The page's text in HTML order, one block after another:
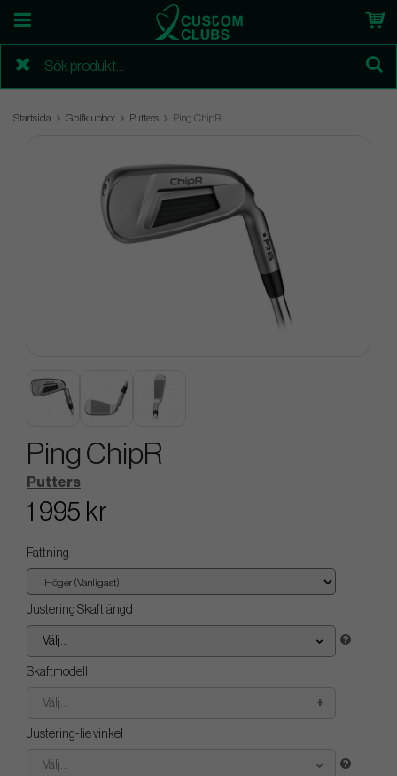
Startsida Golfklubbor Putters Ping ChipR
Ping ChipR
Putters
1 995 kr
Fattning
Justering Skaftlängd
Välj...
Skaftmodell
Välj...
Justering-lie vinkel
Välj...